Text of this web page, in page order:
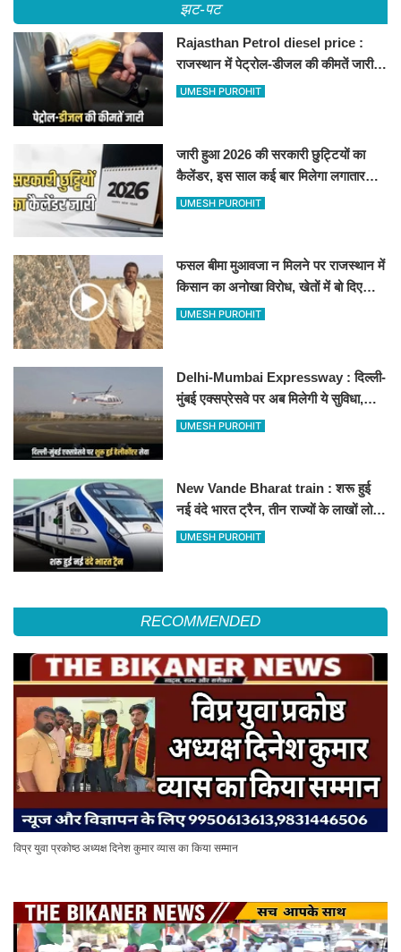
झट-पट
Rajasthan Petrol diesel price :
राजस्थान में पेट्रोल-डीजल की कीमतें जारी,
जानिए बीकानेर समेत पुरे प्रदेश में नए रेट
UMESH PUROHIT
जारी हुआ 2026 की सरकारी छुट्टियों का
कैलेंडर, इस साल कई बार मिलेगा लगातार
अवकाश, देखें
UMESH PUROHIT
फसल बीमा मुआवजा न मिलने पर राजस्थान में
किसान का अनोखा विरोध, खेतों में बो दिए
500-500 रुपए के नोट, वीडियो वायरल
UMESH PUROHIT
Delhi-Mumbai Expressway : दिल्ली-
मुंबई एक्सप्रेसवे पर अब मिलेगी ये सुविधा,
हेलीकॉप्टर सर्विस से तुरंत घायल पहुंचेगा
UMESH PUROHIT
New Vande Bharat train : शरू हुई
नई वंदे भारत ट्रैन, तीन राज्यों के लाखों लोगों
का सफर होगा आसान, देखें पूरा रूटमैप
UMESH PUROHIT
RECOMMENDED
विप्र युवा प्रकोष्ठ अध्यक्ष दिनेश कुमार व्यास का किया सम्मान